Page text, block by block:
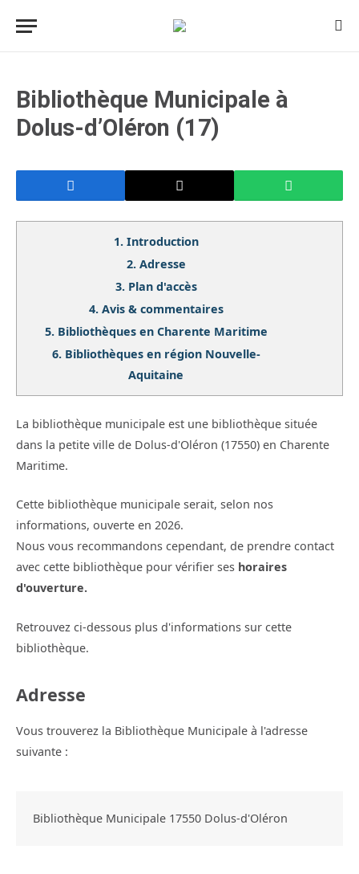
Bibliothèque Municipale à
Dolus-d’Oléron (17)
1. Introduction
2. Adresse
3. Plan d'accès
4. Avis & commentaires
5. Bibliothèques en Charente Maritime
6. Bibliothèques en région Nouvelle-
Aquitaine
La bibliothèque municipale est une bibliothèque située
dans la petite ville de Dolus-d'Oléron (17550) en Charente
Maritime.
Cette bibliothèque municipale serait, selon nos
informations, ouverte en 2026.
Nous vous recommandons cependant, de prendre contact
avec cette bibliothèque pour vérifier ses horaires
d'ouverture.
Retrouvez ci-dessous plus d'informations sur cette
bibliothèque.
Adresse
Vous trouverez la Bibliothèque Municipale à l'adresse
suivante :
Bibliothèque Municipale 17550 Dolus-d'Oléron